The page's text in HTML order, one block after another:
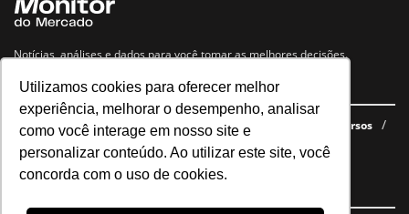
Utilizamos cookies para oferecer melhor
experiência, melhorar o desempenho, analisar
como você interage em nosso site e
personalizar conteúdo. Ao utilizar este site, você
concorda com o uso de cookies.
Notícias, análises e dados para você tomar as melhores decisões.
Navegue no site
Últimas notícias Quem somos E-books gratuitos
Cursos
Política de privacidade